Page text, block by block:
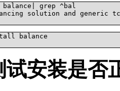
balance| grep ^bal
solution and generic
balance
试安装是否